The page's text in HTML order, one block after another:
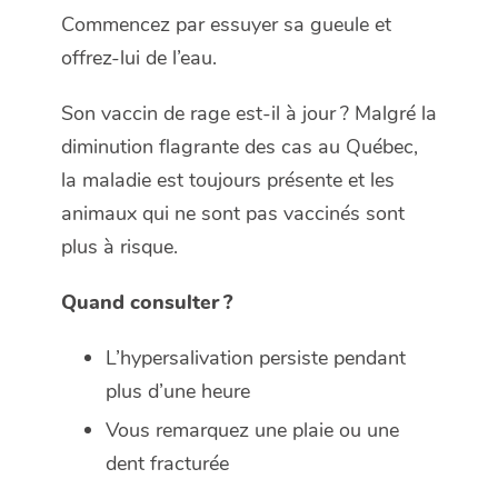
Commencez par essuyer sa gueule et
offrez-lui de l’eau.
Son vaccin de rage est-il à jour ? Malgré la
diminution flagrante des cas au Québec,
la maladie est toujours présente et les
animaux qui ne sont pas vaccinés sont
plus à risque.
Quand consulter ?
L’hypersalivation persiste pendant
plus d’une heure
Vous remarquez une plaie ou une
dent fracturée